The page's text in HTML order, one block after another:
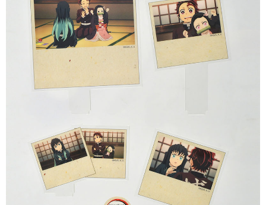
每笔NT$100，满NT$1,300(含以上)免运费
宅配-離島(澎湖/金門/馬祖)-木棉花樂園專用
每笔NT$220
黑貓宅配-貨到付款
每笔NT$150